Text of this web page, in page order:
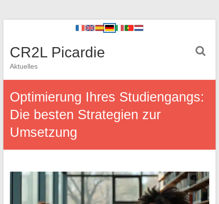
CR2L Picardie
Aktuelles
Optimierung Ihres Studiengangs:
Die besten Strategien zur
Umsetzung